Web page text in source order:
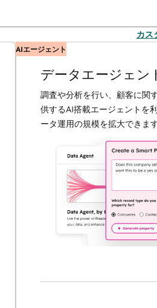
カス
エージェント
データエージェント
調査や分析を行い、顧客に関する
供するAI搭載エージェントを利用す
ータ運用の規模を拡大できます。も